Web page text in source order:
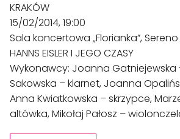
KRAKÓW
15/02/2014, 19:00
Sala koncertowa „Florianka”, Sereno
HANNS EISLER I JEGO CZASY
Wykonawcy: Joanna Gatniejewska
Sakowska – klarnet, Joanna
Anna Kwiatkowska – skrzypce,
altówka, Mikołaj Pałosz –